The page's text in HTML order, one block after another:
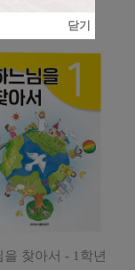
을 찾아서 - 1학년